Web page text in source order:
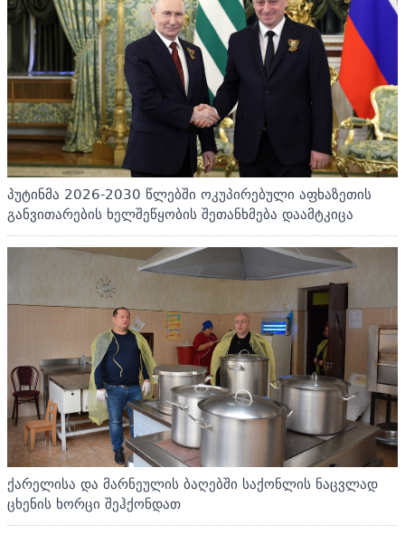
პუტინმა 2026-2030 წლებში ოკუპირებული აფხაზეთის
განვითარების ხელშეწყობის შეთანხმება დაამტკიცა
ქარელისა და მარნეულის ბაღებში საქონლის ნაცვლად
ცხენის ხორცი შეჰქონდათ